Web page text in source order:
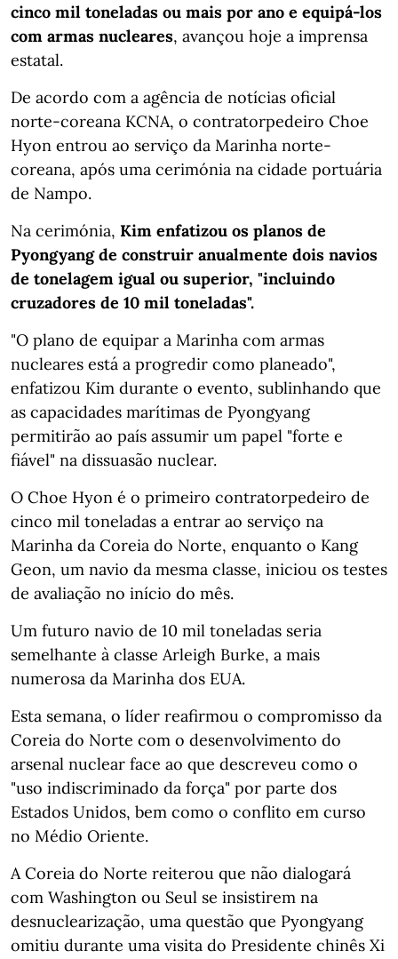
cinco mil toneladas ou mais por ano e equipá-los
com armas nucleares, avançou hoje a imprensa
estatal.
De acordo com a agência de notícias oficial
norte-coreana KCNA, o contratorpedeiro Choe
Hyon entrou ao serviço da Marinha norte-
coreana, após uma cerimónia na cidade portuária
de Nampo.
Na cerimónia, Kim enfatizou os planos de
Pyongyang de construir anualmente dois navios
de tonelagem igual ou superior, "incluindo
cruzadores de 10 mil toneladas".
"O plano de equipar a Marinha com armas
nucleares está a progredir como planeado",
enfatizou Kim durante o evento, sublinhando que
as capacidades marítimas de Pyongyang
permitirão ao país assumir um papel "forte e
fiável" na dissuasão nuclear.
O Choe Hyon é o primeiro contratorpedeiro de
cinco mil toneladas a entrar ao serviço na
Marinha da Coreia do Norte, enquanto o Kang
Geon, um navio da mesma classe, iniciou os testes
de avaliação no início do mês.
Um futuro navio de 10 mil toneladas seria
semelhante à classe Arleigh Burke, a mais
numerosa da Marinha dos EUA.
Esta semana, o líder reafirmou o compromisso da
Coreia do Norte com o desenvolvimento do
arsenal nuclear face ao que descreveu como o
"uso indiscriminado da força" por parte dos
Estados Unidos, bem como o conflito em curso
no Médio Oriente.
A Coreia do Norte reiterou que não dialogará
com Washington ou Seul se insistirem na
desnuclearização, uma questão que Pyongyang
omitiu durante uma visita do Presidente chinês Xi